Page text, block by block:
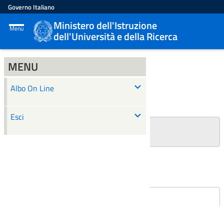
Governo Italiano
Menu Ministero dell'Istruzione
dell'Università e della Ricerca
MENU
Albo On Line
Esci
ALBO ON LINE
Ricerca